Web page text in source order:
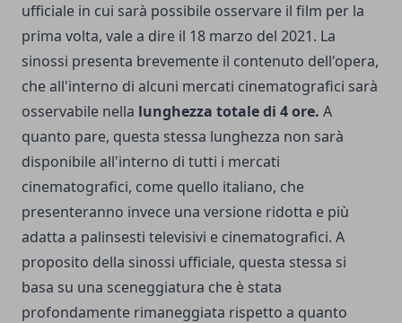
ufficiale in cui sarà possibile osservare il film per la
prima volta, vale a dire il 18 marzo del 2021. La
sinossi presenta brevemente il contenuto dell'opera,
che all'interno di alcuni mercati cinematografici sarà
osservabile nella lunghezza totale di 4 ore. A
quanto pare, questa stessa lunghezza non sarà
disponibile all'interno di tutti i mercati
cinematografici, come quello italiano, che
presenteranno invece una versione ridotta e più
adatta a palinsesti televisivi e cinematografici. A
proposito della sinossi ufficiale, questa stessa si
basa su una sceneggiatura che è stata
profondamente rimaneggiata rispetto a quanto